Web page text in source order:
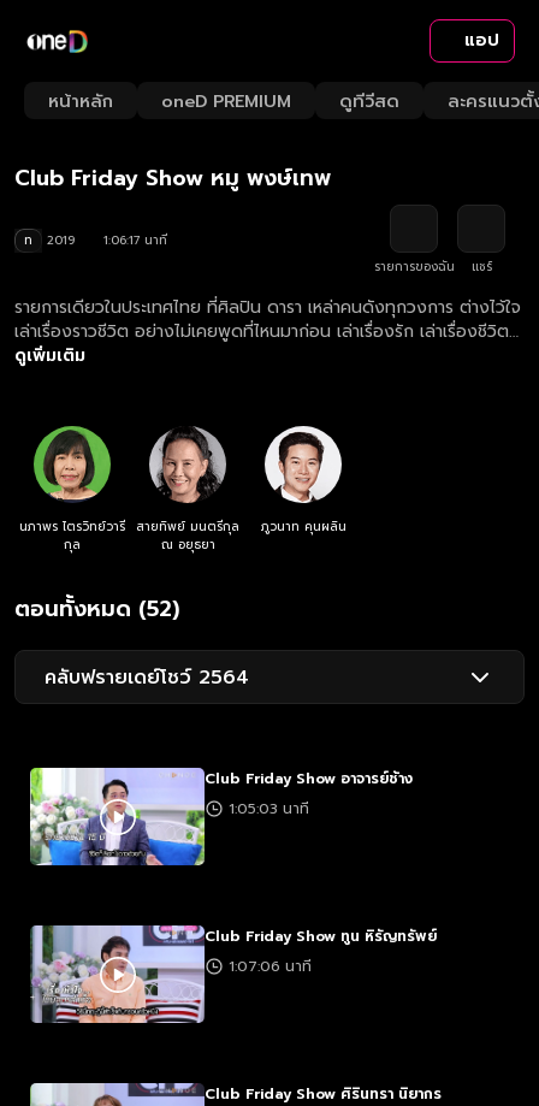
แอป
หน้าหลัก oneD PREMIUM ดูทีวีสด ละครแนวตั้
Loaded:
1.66%
Rate
Club Friday Show หมู พงษ์เทพ
ท 2019
1:06:17 นาที
รายการของฉัน
แชร์
รายการเดียวในประเทศไทย ที่ศิลปิน ดารา เหล่าคนดังทุกวงการ ต่างไว้ใจ
เล่าเรื่องราวชีวิต อย่างไม่เคยพูดที่ไหนมาก่อน เล่าเรื่องรัก เล่าเรื่องชีวิต
จากก้นบึ้งของหัวใจ เพราะเป็นที่เดียวที่ให้ความรู้สึกปลอดภัยที่จะเล่า อุ่น
ดูเพิ่มเติม
นภาพร ไตรวิทย์วารี
กุล
สายทิพย์ มนตรีกุล
ณ อยุธยา
ภูวนาท คุนผลิน
ตอนทั้งหมด (52)
คลับฟรายเดย์โชว์ 2564
Club Friday Show อาจารย์ช้าง
1:05:03 นาที
Club Friday Show ทูน หิรัญทรัพย์
1:07:06 นาที
Club Friday Show ศิรินทรา นิยากร